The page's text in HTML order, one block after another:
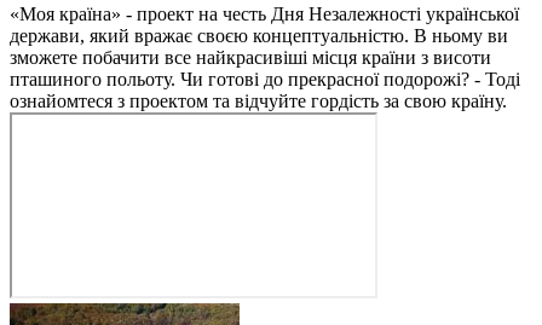
«Моя країна» - проект на честь Дня Незалежності української
держави, який вражає своєю концептуальністю. В ньому ви
зможете побачити все найкрасивіші місця країни з висоти
пташиного польоту. Чи готові до прекрасної подорожі? - Тоді
ознайомтеся з проектом та відчуйте гордість за свою країну.